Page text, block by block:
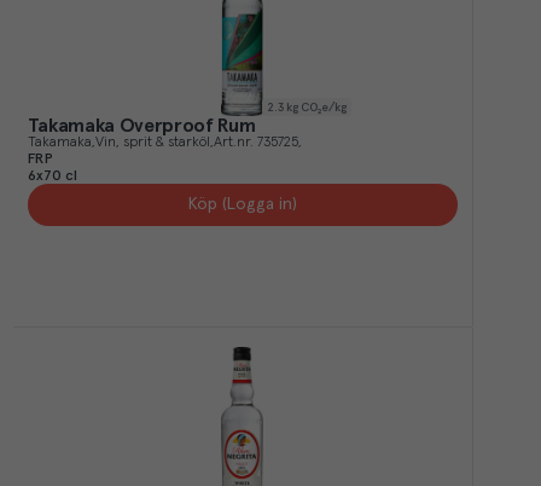
2.3 kg CO₂e/kg
Takamaka Overproof Rum
Takamaka Vin, sprit & starköl Art.nr. 735725
FRP
6x70 cl
Köp (Logga in)